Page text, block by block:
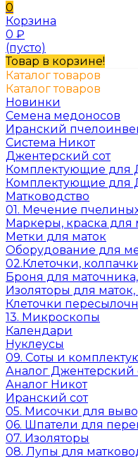
0
Корзина
0 ₽
(пусто)
Товар в корзине!
Каталог товаров
Каталог товаров
Новинки
Семена медоносов
Иранский
Система Никот
Джентерский сот
Комплектующие для
Комплектующие для
Матководство
01. Мечение
Маркеры, краска для
Метки для маток
Оборудование для
02.Клеточки,
Броня для
Изоляторы для
Клеточки
13. Микроскопы
Календари
Нуклеусы
09. Соты и
Аналог Джентерский
Аналог Никот
Иранский сот
05. Мисочки для
06. Шпатели для
07. Изоляторы
08. Лупы для